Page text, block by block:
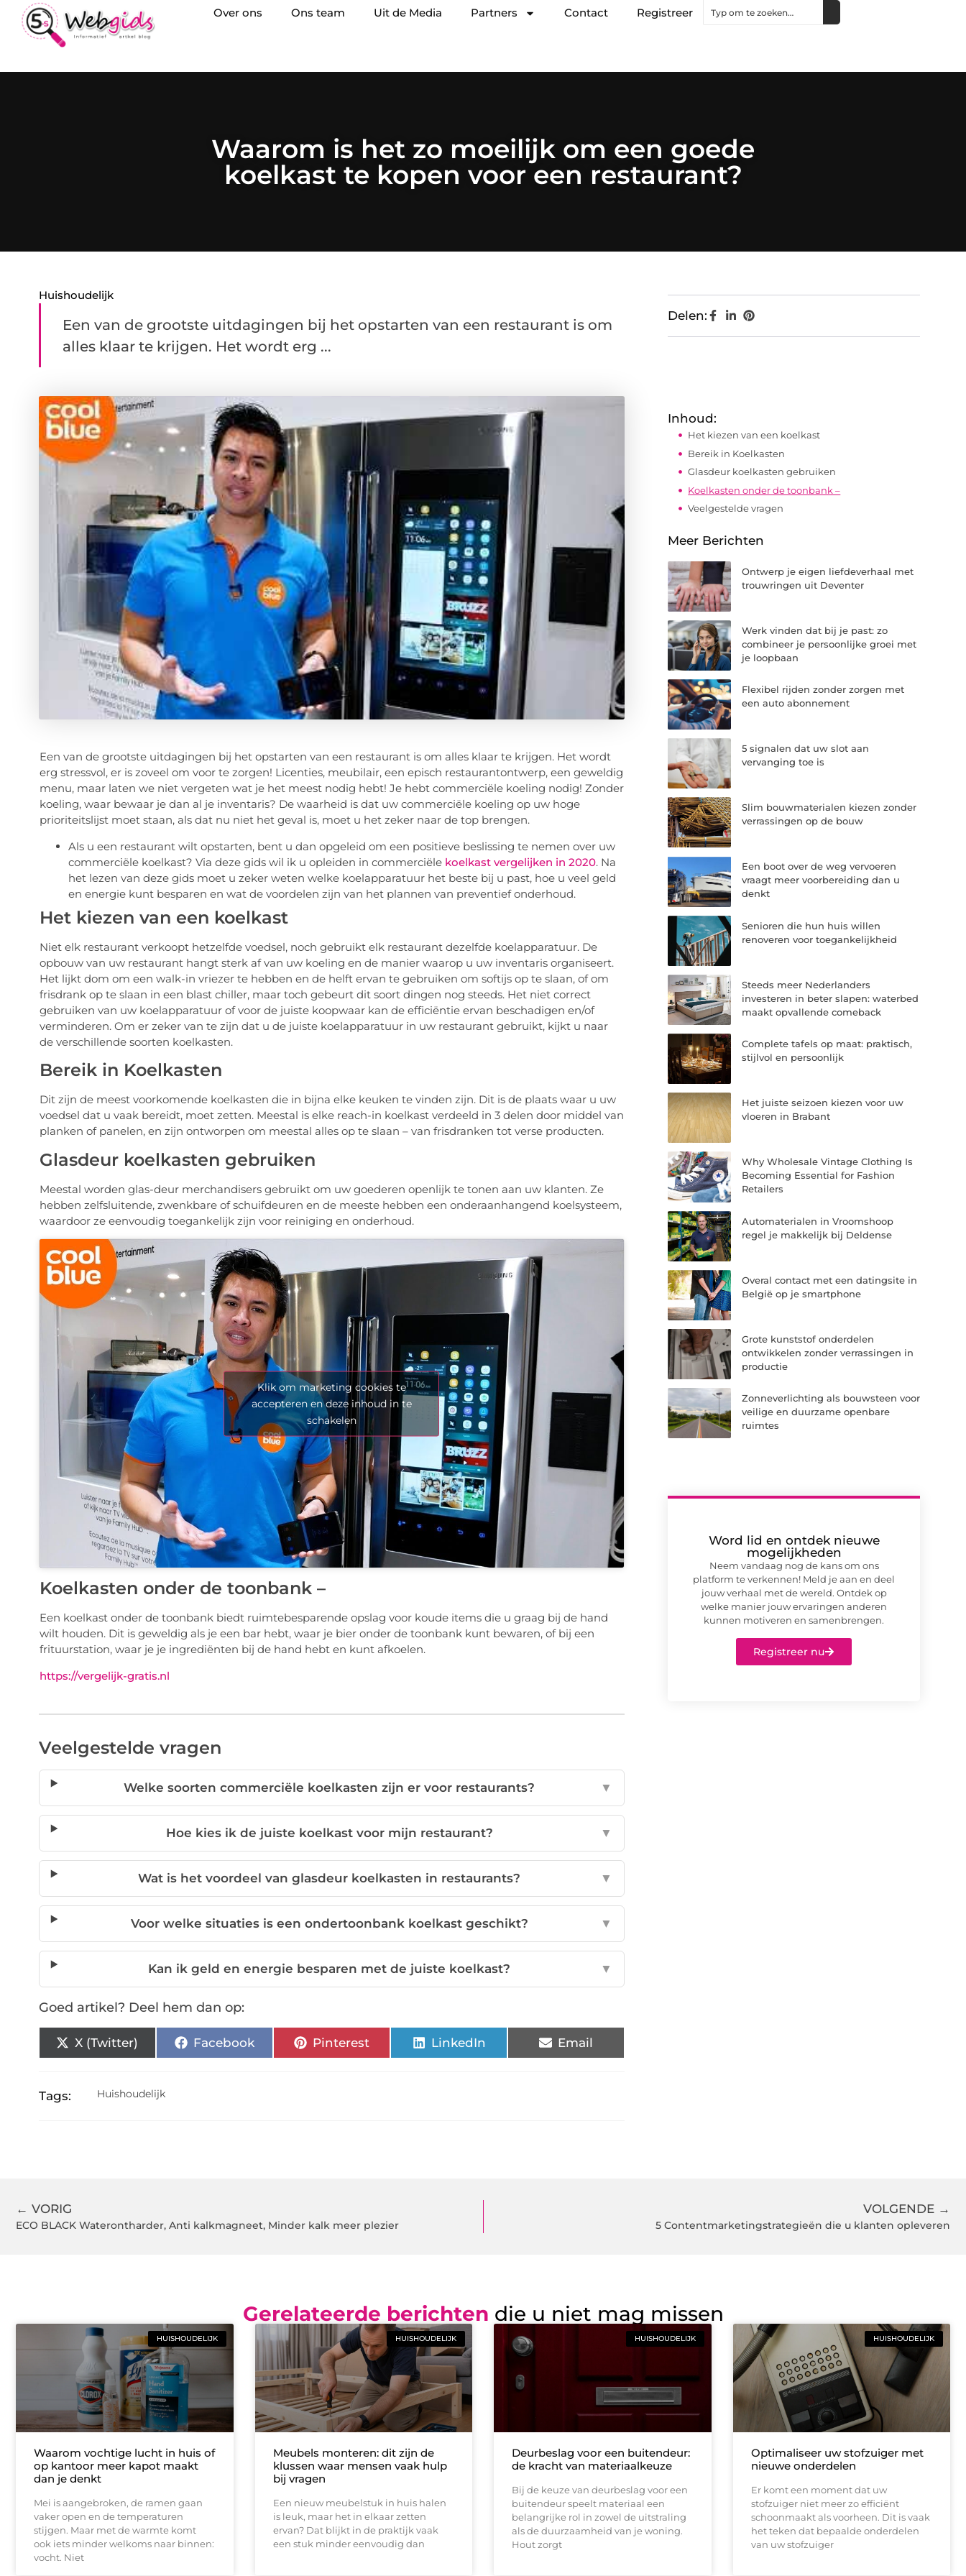
Over ons Ons team Uit de Media Partners Contact Registreer
Waarom is het zo moeilijk om een goede
koelkast te kopen voor een restaurant?
Huishoudelijk
Een van de grootste uitdagingen bij het opstarten van een restaurant is om
alles klaar te krijgen. Het wordt erg ...
Een van de grootste uitdagingen bij het opstarten van een restaurant is om alles klaar te krijgen. Het wordt
erg stressvol, er is zoveel om voor te zorgen! Licenties, meubilair, een episch restaurantontwerp, een geweldig
menu, maar laten we niet vergeten wat je het meest nodig hebt! Je hebt commerciële koeling nodig! Zonder
koeling, waar bewaar je dan al je inventaris? De waarheid is dat uw commerciële koeling op uw hoge
prioriteitslijst moet staan, als dat nu niet het geval is, moet u het zeker naar de top brengen.
Als u een restaurant wilt opstarten, bent u dan opgeleid om een positieve beslissing te nemen over uw
commerciële koelkast? Via deze gids wil ik u opleiden in commerciële koelkast vergelijken in 2020. Na
het lezen van deze gids moet u zeker weten welke koelapparatuur het beste bij u past, hoe u veel geld
en energie kunt besparen en wat de voordelen zijn van het plannen van preventief onderhoud.
Het kiezen van een koelkast
Niet elk restaurant verkoopt hetzelfde voedsel, noch gebruikt elk restaurant dezelfde koelapparatuur. De
opbouw van uw restaurant hangt sterk af van uw koeling en de manier waarop u uw inventaris organiseert.
Het lijkt dom om een walk-in vriezer te hebben en de helft ervan te gebruiken om softijs op te slaan, of om
frisdrank op te slaan in een blast chiller, maar toch gebeurt dit soort dingen nog steeds. Het niet correct
gebruiken van uw koelapparatuur of voor de juiste koopwaar kan de efficiëntie ervan beschadigen en/of
verminderen. Om er zeker van te zijn dat u de juiste koelapparatuur in uw restaurant gebruikt, kijkt u naar
de verschillende soorten koelkasten.
Bereik in Koelkasten
Dit zijn de meest voorkomende koelkasten die in bijna elke keuken te vinden zijn. Dit is de plaats waar u uw
voedsel dat u vaak bereidt, moet zetten. Meestal is elke reach-in koelkast verdeeld in 3 delen door middel van
planken of panelen, en zijn ontworpen om meestal alles op te slaan – van frisdranken tot verse producten.
Glasdeur koelkasten gebruiken
Meestal worden glas-deur merchandisers gebruikt om uw goederen openlijk te tonen aan uw klanten. Ze
hebben zelfsluitende, zwenkbare of schuifdeuren en de meeste hebben een onderaanhangend koelsysteem,
waardoor ze eenvoudig toegankelijk zijn voor reiniging en onderhoud.
Klik om marketing cookies te
accepteren en deze inhoud in te
schakelen
Koelkasten onder de toonbank –
Een koelkast onder de toonbank biedt ruimtebesparende opslag voor koude items die u graag bij de hand
wilt houden. Dit is geweldig als je een bar hebt, waar je bier onder de toonbank kunt bewaren, of bij een
frituurstation, waar je je ingrediënten bij de hand hebt en kunt afkoelen.
https://vergelijk-gratis.nl
Veelgestelde vragen
Welke soorten commerciële koelkasten zijn er voor restaurants? ▼
Hoe kies ik de juiste koelkast voor mijn restaurant? ▼
Wat is het voordeel van glasdeur koelkasten in restaurants? ▼
Voor welke situaties is een ondertoonbank koelkast geschikt? ▼
Kan ik geld en energie besparen met de juiste koelkast? ▼
Goed artikel? Deel hem dan op:
X (Twitter) Facebook Pinterest LinkedIn Email
Tags: Huishoudelijk
Delen:
Inhoud:
Het kiezen van een koelkast
Bereik in Koelkasten
Glasdeur koelkasten gebruiken
Koelkasten onder de toonbank –
Veelgestelde vragen
Meer Berichten
Ontwerp je eigen liefdeverhaal met
trouwringen uit Deventer
Werk vinden dat bij je past: zo
combineer je persoonlijke groei met
je loopbaan
Flexibel rijden zonder zorgen met
een auto abonnement
5 signalen dat uw slot aan
vervanging toe is
Slim bouwmaterialen kiezen zonder
verrassingen op de bouw
Een boot over de weg vervoeren
vraagt meer voorbereiding dan u
denkt
Senioren die hun huis willen
renoveren voor toegankelijkheid
Steeds meer Nederlanders
investeren in beter slapen: waterbed
maakt opvallende comeback
Complete tafels op maat: praktisch,
stijlvol en persoonlijk
Het juiste seizoen kiezen voor uw
vloeren in Brabant
Why Wholesale Vintage Clothing Is
Becoming Essential for Fashion
Retailers
Automaterialen in Vroomshoop
regel je makkelijk bij Deldense
Overal contact met een datingsite in
België op je smartphone
Grote kunststof onderdelen
ontwikkelen zonder verrassingen in
productie
Zonneverlichting als bouwsteen voor
veilige en duurzame openbare
ruimtes
Word lid en ontdek nieuwe
mogelijkheden
Neem vandaag nog de kans om ons
platform te verkennen! Meld je aan en deel
jouw verhaal met de wereld. Ontdek op
welke manier jouw ervaringen anderen
kunnen motiveren en samenbrengen.
Registreer nu
← VORIG
ECO BLACK Waterontharder, Anti kalkmagneet, Minder kalk meer plezier
VOLGENDE →
5 Contentmarketingstrategieën die u klanten opleveren
Gerelateerde berichten die u niet mag missen
HUISHOUDELIJK
Waarom vochtige lucht in huis of
op kantoor meer kapot maakt
dan je denkt
Mei is aangebroken, de ramen gaan
vaker open en de temperaturen
stijgen. Maar met de warmte komt
ook iets minder welkoms naar binnen:
vocht. Niet
HUISHOUDELIJK
Meubels monteren: dit zijn de
klussen waar mensen vaak hulp
bij vragen
Een nieuw meubelstuk in huis halen
is leuk, maar het in elkaar zetten
ervan? Dat blijkt in de praktijk vaak
een stuk minder eenvoudig dan
HUISHOUDELIJK
Deurbeslag voor een buitendeur:
de kracht van materiaalkeuze
Bij de keuze van deurbeslag voor een
buitendeur speelt materiaal een
belangrijke rol in zowel de uitstraling
als de duurzaamheid van je woning.
Hout zorgt
HUISHOUDELIJK
Optimaliseer uw stofzuiger met
nieuwe onderdelen
Er komt een moment dat uw
stofzuiger niet meer zo efficiënt
schoonmaakt als voorheen. Dit is vaak
het teken dat bepaalde onderdelen
van uw stofzuiger